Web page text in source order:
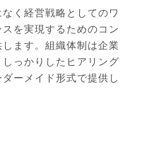
く経営戦略としてのワ
を実現するためのコン
ます。組織体制は企業
っかりしたヒアリング
ーメイド形式で提供し